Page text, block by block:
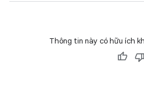
Thông tin này có hữu ích